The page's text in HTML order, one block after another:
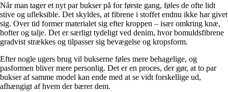
Når man tager et nyt par bukser på for første gang, føles de ofte lidt
stive og ufleksible. Det skyldes, at fibrene i stoffet endnu ikke har givet
sig. Over tid former materialet sig efter kroppen – især omkring knæ,
hofter og talje. Det er særligt tydeligt ved denim, hvor bomuldsfibrene
gradvist strækkes og tilpasser sig bevægelse og kropsform.
Efter nogle ugers brug vil bukserne føles mere behagelige, og
pasformen bliver mere personlig. Det er en proces, der gør, at to par
bukser af samme model kan ende med at se vidt forskellige ud,
afhængigt af hvem der bærer dem.